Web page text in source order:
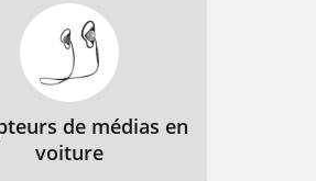
de médias en
voiture